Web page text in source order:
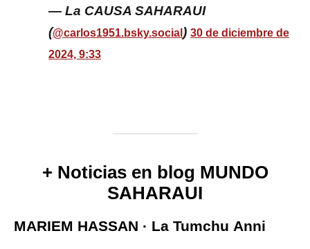
— La CAUSA SAHARAUI
(@carlos1951.bsky.social ) 30 de diciembre de
2024, 9:33
+ Noticias en blog MUNDO
SAHARAUI
MARIEM HASSAN · La Tumchu Anni